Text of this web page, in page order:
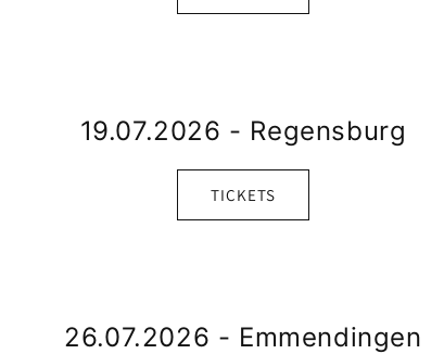
19.07.2026 - Regensburg
TICKETS
26.07.2026 - Emmendingen